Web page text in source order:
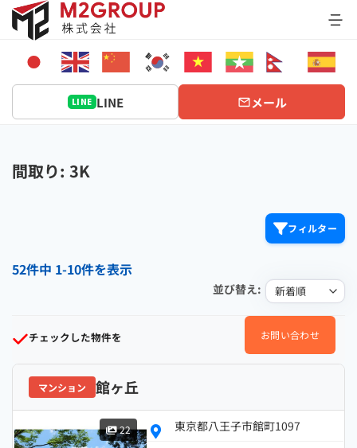
Bỏ
qua
dung
LINE LINE メール
間取り: 3K
フィルター
52件中 1-10件を表示
並び替え:
チェックした物件を お問い合わせ
マンション 館ヶ丘
22
東京都八王子市館町1097